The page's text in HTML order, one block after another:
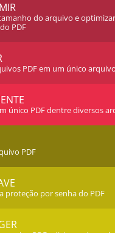
do arquivo e
PDF
PDF em um único
único PDF dentre diversos
PDF
proteção por senha do PDF